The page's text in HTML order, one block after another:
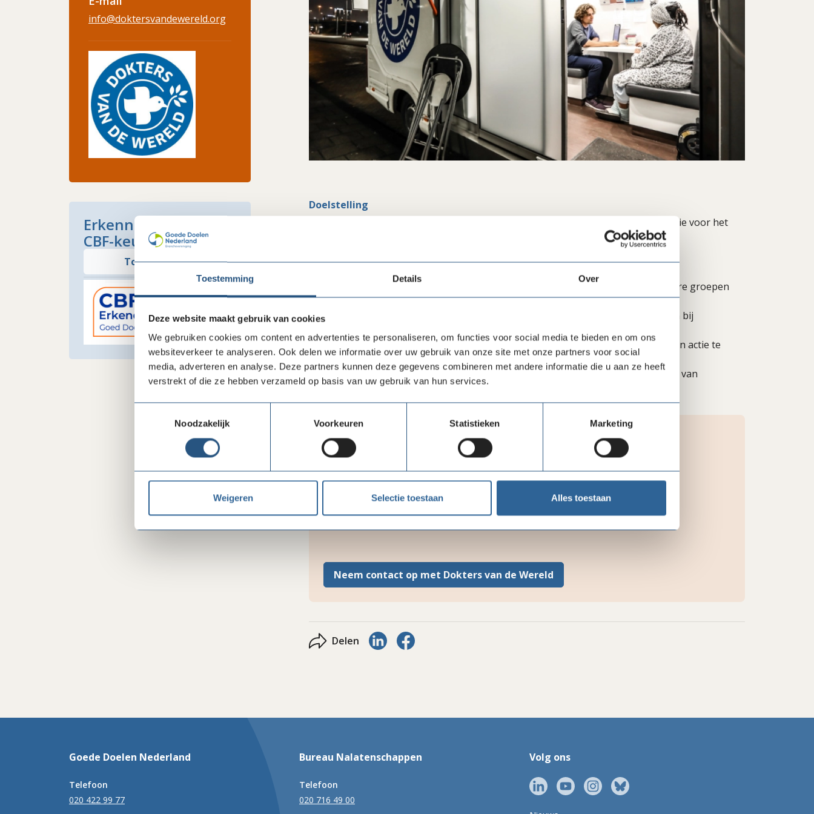
Toestemming Details Over
Deze website maakt gebruik van cookies
We gebruiken cookies om content en advertenties te personaliseren, om functies voor social media te bieden en om ons
websiteverkeer te analyseren. Ook delen we informatie over uw gebruik van onze site met onze partners voor social
media, adverteren en analyse. Deze partners kunnen deze gegevens combineren met andere informatie die u aan ze heeft
verstrekt of die ze hebben verzameld op basis van uw gebruik van hun services.
Noodzakelijk
Voorkeuren Statistieken Marketing
Weigeren Selectie toestaan Alles toestaan
Doelstelling
Dokters van de Wereld is een medische mensenrechtenorganisatie en komt in actie voor het
1. Het bieden van directe hulpverlening, voorlichting en bemiddeling aan kwetsbare groepen
vanuit onze programma's.
2. We gebruiken praktijkinzichten om ontoegankelijkheid van zorg aan te kaarten bij
3. Door het mobiliseren van vrijwilligers, zorgprofessionals en leden om met ons in actie te
komen voor het recht op gezondheid.
4. De samenwerking met ons netwerk Médecins du Monde versterken op het vlak van
fondsenwerving, noodhulp en campagnes.
Neem contact op met Dokters van de Wereld
Delen Delen via LinkedIn
Delen via Facebook
info@doktersvandewereld.org
Erkenningspaspoort
CBF-keurmerk
Toon paspoort
Goede Doelen Nederland
Telefoon
020 422 99 77
Bureau Nalatenschappen
Telefoon
020 716 49 00
Volg ons